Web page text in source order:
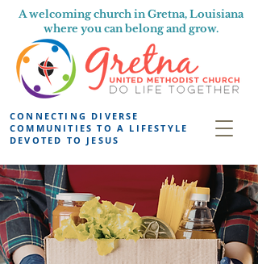
A welcoming church in Gretna, Louisiana
where you can belong and grow.
CONNECTING DIVERSE
COMMUNITIES TO A LIFESTYLE
DEVOTED TO JESUS